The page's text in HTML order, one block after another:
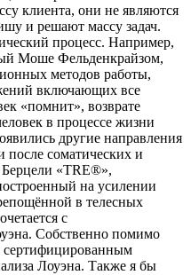
клиента, они не являются
и решают массу задач.
процесс. Например,
Моше Фельденкрайзом,
методов работы,
включающих все
«помнит», возврате
в процессе жизни
другие направления
соматических и
«TRE®»,
на усилении
в телесных
с
Собственно помимо
сертифицированным
Лоуэна. Также я бы